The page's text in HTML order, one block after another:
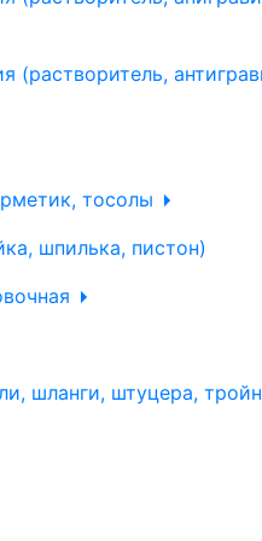
(растворитель,
тосолы
шпилька, пистон)
шланги, штуцера,